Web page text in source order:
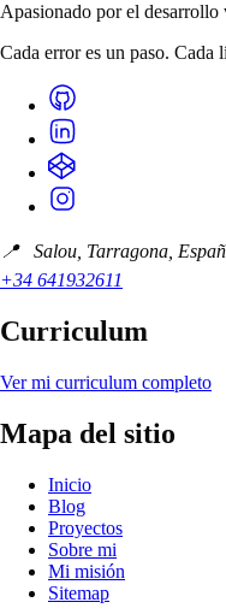
Apasionado por el
Cada error es un paso. Cada
📍 Salou, Tarragona,
+34 641932611
Curriculum
Ver mi curriculum completo
Mapa del sitio
Inicio
Blog
Proyectos
Sobre mi
Mi misión
Sitemap